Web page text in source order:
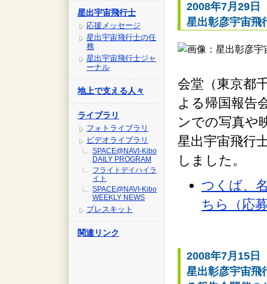
星出宇宙飛行士
応援メッセージ
星出宇宙飛行士の任
務
星出宇宙飛行士ジャ
ーナル
地上で支える人々
ライブラリ
フォトライブラリ
ビデオライブラリ
SPACE@NAVI-Kibo
DAILY PROGRAM
フライトデイハイラ
イト
SPACE@NAVI-Kibo
WEEKLY NEWS
プレスキット
関連リンク
2008年7月29日
星出彰彦宇宙飛
会堂（東京都
よる帰国報告
ンでの写真や
星出宇宙飛行
しました。
つくば、
ちら（応
2008年7月15日
星出彰彦宇宙飛